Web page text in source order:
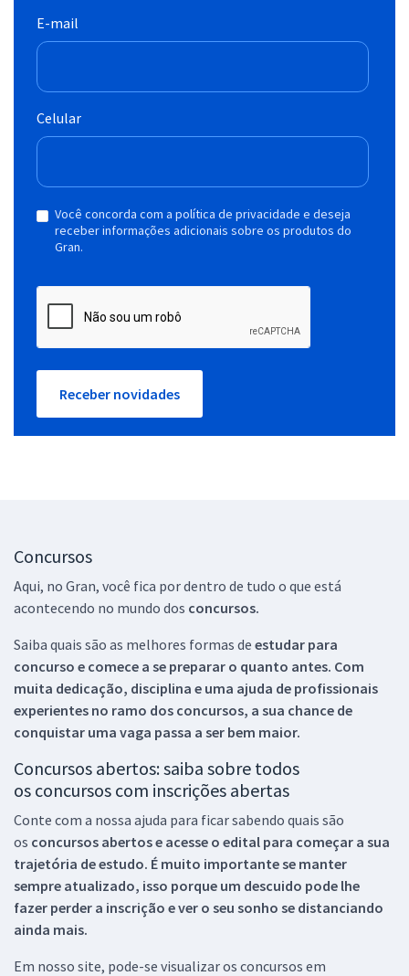
E-mail
Celular
Você concorda com a política de privacidade e deseja
receber informações adicionais sobre os produtos do
Gran.
Receber novidades
Concursos
Aqui, no Gran, você fica por dentro de tudo o que está
acontecendo no mundo dos concursos.
Saiba quais são as melhores formas de estudar para
concurso e comece a se preparar o quanto antes. Com
muita dedicação, disciplina e uma ajuda de profissionais
experientes no ramo dos concursos, a sua chance de
conquistar uma vaga passa a ser bem maior.
Concursos abertos: saiba sobre todos
os concursos com inscrições abertas
Conte com a nossa ajuda para ficar sabendo quais são
os concursos abertos e acesse o edital para começar a sua
trajetória de estudo. É muito importante se manter
sempre atualizado, isso porque um descuido pode lhe
fazer perder a inscrição e ver o seu sonho se distanciando
ainda mais.
Em nosso site, pode-se visualizar os concursos em